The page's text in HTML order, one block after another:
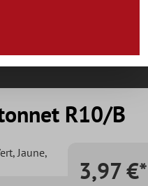
Carrelage Mural
R10/B
, Jaune,
3,97